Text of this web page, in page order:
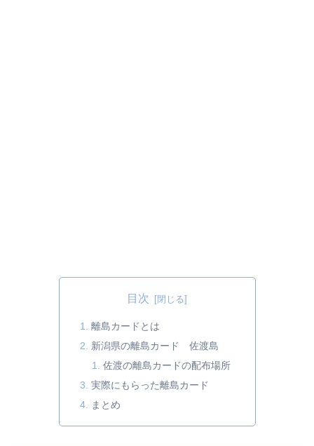
目次
離島カードとは
新潟県の離島カード 佐渡島
佐渡の離島カードの配布場所
実際にもらった離島カード
まとめ